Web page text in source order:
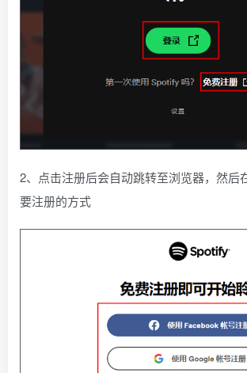
2、点击注册后会自动跳转至浏览器，然后
要注册的方式